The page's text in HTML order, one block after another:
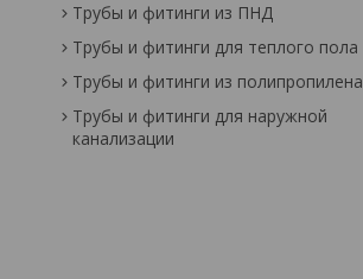
Трубы и фитинги из ПНД
Трубы и фитинги для теплого пола
Трубы и фитинги из полипропилена
Трубы и фитинги для наружной
канализации